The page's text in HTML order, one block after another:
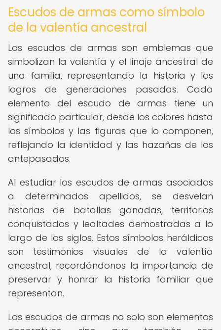
Escudos de armas como símbolo
de la valentía ancestral
Los escudos de armas son emblemas que
simbolizan la valentía y el linaje ancestral de
una familia, representando la historia y los
logros de generaciones pasadas. Cada
elemento del escudo de armas tiene un
significado particular, desde los colores hasta
los símbolos y las figuras que lo componen,
reflejando la identidad y las hazañas de los
antepasados.
Al estudiar los escudos de armas asociados
a determinados apellidos, se desvelan
historias de batallas ganadas, territorios
conquistados y lealtades demostradas a lo
largo de los siglos. Estos símbolos heráldicos
son testimonios visuales de la valentía
ancestral, recordándonos la importancia de
preservar y honrar la historia familiar que
representan.
Los escudos de armas no solo son elementos